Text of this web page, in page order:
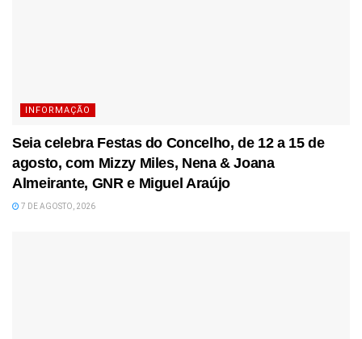
INFORMAÇÃO
Seia celebra Festas do Concelho, de 12 a 15 de
agosto, com Mizzy Miles, Nena & Joana
Almeirante, GNR e Miguel Araújo
7 DE AGOSTO, 2026